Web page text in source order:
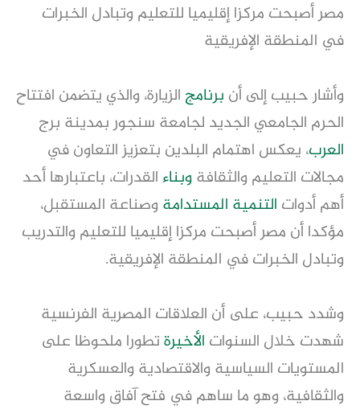
مصر أصبحت مركزا إقليميا للتعليم وتبادل الخبرات
في المنطقة الإفريقية
وأشار حبيب إلى أن برنامج الزيارة، والذي يتضمن افتتاح
الحرم الجامعي الجديد لجامعة سنجور بمدينة برج
العرب، يعكس اهتمام البلدين بتعزيز التعاون في
مجالات التعليم والثقافةوبناءالقدرات، باعتبارها أحد
أهم أدوات التنمية المستدامة وصناعة المستقبل،
مؤكدا أن مصر أصبحت مركزا إقليميا للتعليم والتدريب
وتبادل الخبرات في المنطقة الإفريقية.
وشدد حبيب، على أن العلاقات المصرية الفرنسية
شهدت خلال السنوات الأخيرةتطورا ملحوظا على
المستويات السياسية والاقتصادية والعسكرية
والثقافية، وهو ما ساهم في فتح آفاق واسعة